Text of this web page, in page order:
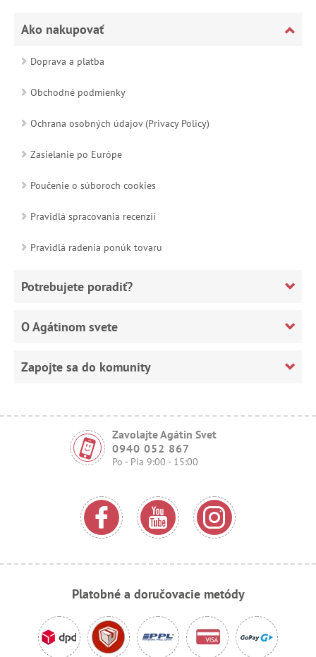
Ako nakupovať
Doprava a platba
Obchodné podmienky
Ochrana osobných údajov (Privacy Policy)
Zasielanie po Európe
Poučenie o súboroch cookies
Pravidlá spracovania recenzií
Pravidlá radenia ponúk tovaru
Potrebujete poradiť?
O Agátinom svete
Zapojte sa do komunity
Zavolajte Agátin Svet
0940 052 867
Po - Pia 9:00 - 15:00
Platobné a doručovacie metódy